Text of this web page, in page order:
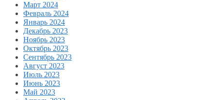
Март 2024
Февраль 2024
Январь 2024
Декабрь 2023
Ноябрь 2023
Октябрь 2023
Сентябрь 2023
Август 2023
Июль 2023
Июнь 2023
Май 2023